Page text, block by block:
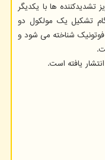
تشدیدکننده ها با یکدیگر
تشکیل یک مولکول دو
شناخته می شود و